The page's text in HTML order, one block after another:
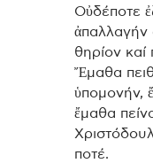
Οὐδέποτε
ἀπαλλαγήν
θηρίον
Ἔμαθα
ὑπομονήν,
ἔμαθα
ποτέ.